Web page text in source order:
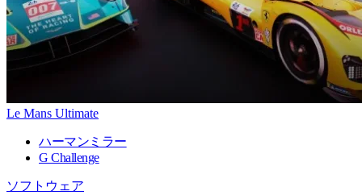
Le Mans Ultimate
ハーマンミラー
G Challenge
ソフトウェア